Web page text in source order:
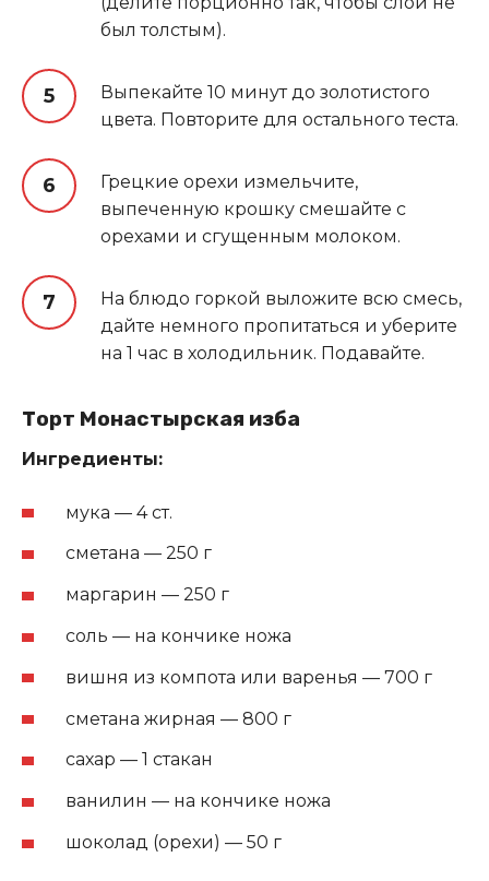
был толстым).
Выпекайте 10 минут до золотистого
цвета. Повторите для остального теста.
Грецкие орехи измельчите,
выпеченную крошку смешайте с
орехами и сгущенным молоком.
На блюдо горкой выложите всю смесь,
дайте немного пропитаться и уберите
на 1 час в холодильник. Подавайте.
Торт Монастырская изба
Ингредиенты:
мука — 4 ст.
сметана — 250 г
маргарин — 250 г
соль — на кончике ножа
вишня из компота или варенья — 700 г
сметана жирная — 800 г
сахар — 1 стакан
ванилин — на кончике ножа
шоколад (орехи) — 50 г